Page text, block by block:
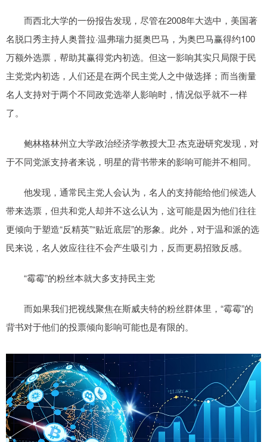
而西北大学的一份报告发现，尽管在2008年大选中，美国著
名脱口秀主持人奥普拉·温弗瑞力挺奥巴马，为奥巴马赢得约100
万额外选票，帮助其赢得党内初选。但这一影响其实只局限于民
主党党内初选，人们还是在两个民主党人之中做选择；而当衡量
名人支持对于两个不同政党选举人影响时，情况似乎就不一样
了。
鲍林格林州立大学政治经济学教授大卫·杰克逊研究发现，对
于不同党派支持者来说，明星的背书带来的影响可能并不相同。
他发现，通常民主党人会认为，名人的支持能给他们候选人
带来选票，但共和党人却并不这么认为，这可能是因为他们往往
更倾向于塑造“反精英”“贴近底层”的形象。此外，对于温和派的选
民来说，名人效应往往不会产生吸引力，反而更易招致反感。
“霉霉”的粉丝本就大多支持民主党
而如果我们把视线聚焦在斯威夫特的粉丝群体里，“霉霉”的
背书对于他们的投票倾向影响可能也是有限的。